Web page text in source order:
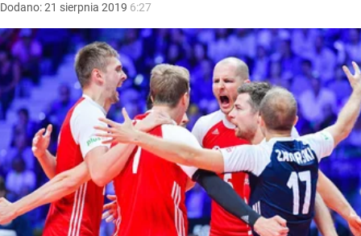
Dodano:21 sierpnia 2019 6:27